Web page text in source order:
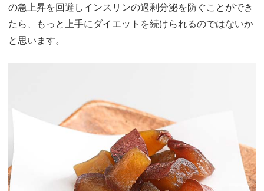
の急上昇を回避しインスリンの過剰分泌を防ぐことができ
たら、もっと上手にダイエットを続けられるのではないか
と思います。